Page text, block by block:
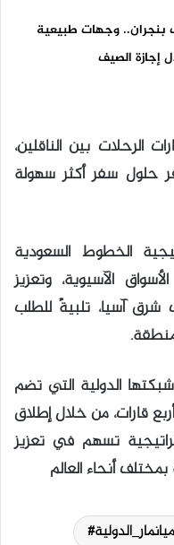
بنجران.. وجهات طبيعية
إجازة الصيف
الرحلات بين الناقلين،
حلول سفر أكثر سهولة
الخطوط السعودية
الآسيوية، وتعزيز
آسيا، تلبيةً للطلب
الدولية التي تضم
أربع قارات، من خلال إطلاق
تسهم في تعزيز
أنحاء العالم